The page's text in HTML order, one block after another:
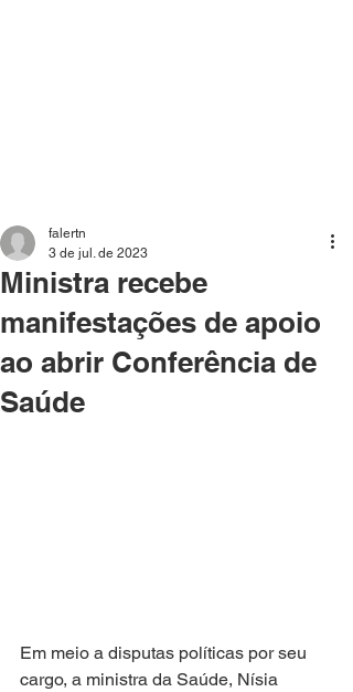
Ministra recebe
manifestações de apoio
ao abrir Conferência de
Saúde
falertn
3 de jul. de 2023
Em meio a disputas políticas por seu
cargo, a ministra da Saúde, Nísia